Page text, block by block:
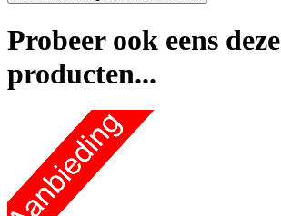
Probeer ook eens deze
producten...